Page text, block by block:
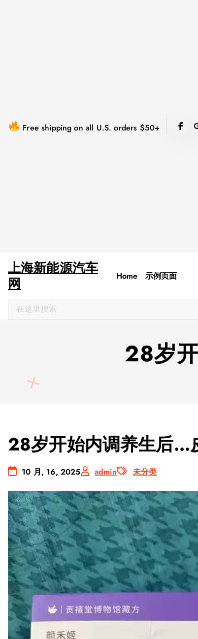
Free shipping on all U.S. orders $50+
上海新能源汽车
网
Home 示例页面
28岁
28岁开始内调养生后…
10 月, 16, 2025 admin 未分类